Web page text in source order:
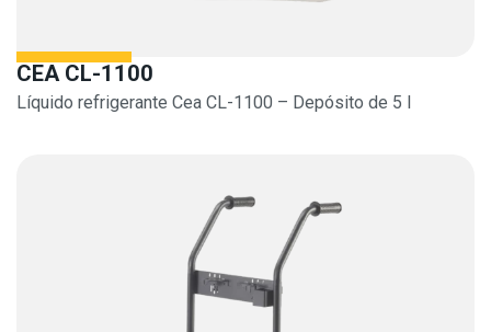
CEA CL-1100
Líquido refrigerante Cea CL-1100 – Depósito de 5 l